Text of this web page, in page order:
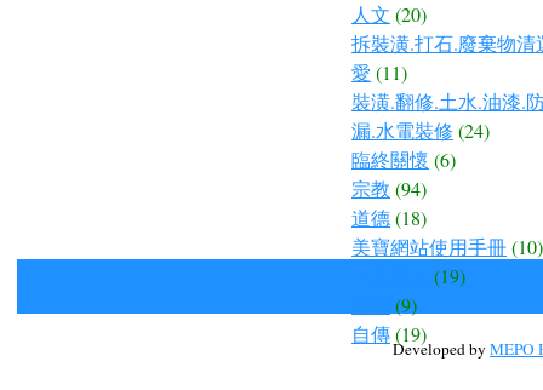
人文 (20)
拆裝潢.打石.廢棄物清
愛 (11)
裝潢.翻修.土水.油漆.
漏.水電裝修 (24)
臨終關懷 (6)
宗教 (94)
道德(18)
美寶網站使用手冊(10)
(19)
(9)
自傳(19)
Developed by MEPO